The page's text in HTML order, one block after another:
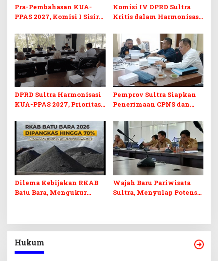
Pra-Pembahasan KUA-
PPAS 2027, Komisi I Sisir
Berkelanjutan
Komisi IV DPRD Sultra
Kritis dalam Harmonisasi
Perubahan APBD 2026
DPRD Sultra Harmonisasi
KUA-PPAS 2027, Prioritas
dan Pelunasan Utang
Infrastruktur
Pemprov Sultra Siapkan
Penerimaan CPNS dan
Desak Formasi Disabilitas
Dilema Kebijakan RKAB
Batu Bara, Mengukur
Wajah Baru Pariwisata
Sultra, Menyulap Potensi
Hukum